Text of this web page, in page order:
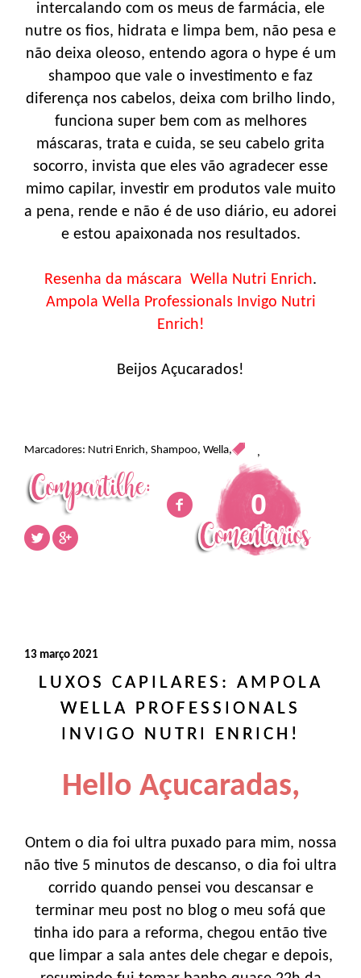
intercalando com os meus de farmácia, ele
nutre os fios, hidrata e limpa bem, não pesa e
não deixa oleoso, entendo agora o hype é um
shampoo que vale o investimento e faz
diferença nos cabelos, deixa com brilho lindo,
funciona super bem com as melhores
máscaras, trata e cuida, se seu cabelo grita
socorro, invista que eles vão agradecer esse
mimo capilar, investir em produtos vale muito
a pena, rende e não é de uso diário, eu adorei
e estou apaixonada nos resultados.
Resenha da máscara Wella Nutri Enrich.
Ampola Wella Professionals Invigo Nutri
Enrich!
Beijos Açucarados!
Marcadores: Nutri Enrich, Shampoo, Wella, ,
0
13 março 2021
LUXOS CAPILARES: AMPOLA
WELLA PROFESSIONALS
INVIGO NUTRI ENRICH!
Hello Açucaradas,
Ontem o dia foi ultra puxado para mim, nossa
não tive 5 minutos de descanso, o dia foi ultra
corrido quando pensei vou descansar e
terminar meu post no blog o meu sofá que
tinha ido para a reforma, chegou então tive
que limpar a sala antes dele chegar e depois,